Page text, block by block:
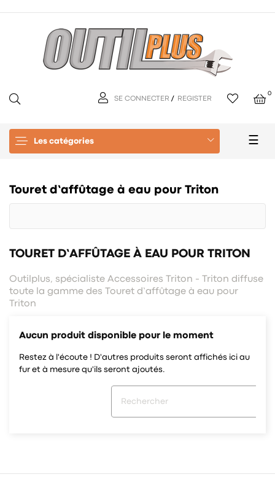
SE CONNECTER / REGISTER
0
Les catégories ☰
Touret d’affûtage à eau pour Triton
TOURET D’AFFÛTAGE À EAU POUR TRITON
Outilplus, spécialiste Accessoires Triton - Triton diffuse
toute la gamme des Touret d’affûtage à eau pour
Triton
Aucun produit disponible pour le moment
Restez à l'écoute ! D'autres produits seront affichés ici au
fur et à mesure qu'ils seront ajoutés.